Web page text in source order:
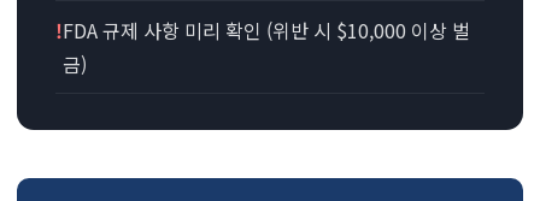
!FDA 규제 사항 미리 확인 (위반 시 $10,000 이상 벌
금)